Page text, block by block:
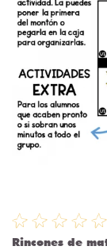
Rincones de